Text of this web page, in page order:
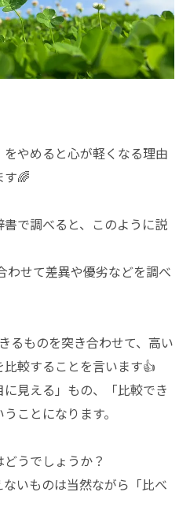
やめると心が軽くなる理由
す🌈
書で調べると、このように説
せて差異や優劣などを調べ
るものを突き合わせて、高い
較することを言います👍
見える」もの、「比較でき
ことになります。
うでしょうか？
いものは当然ながら「比べ